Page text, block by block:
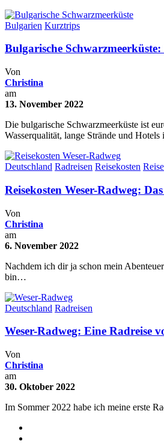
Bulgarien Kurztrips
Bulgarische
Von
Christina
am
13. November 2022
Die bulgarische Schwarzmeerküste ist
Wasserqualität, lange Strände und
Deutschland Radreisen Reisekosten
Reisekosten Weser-Radweg:
Von
Christina
am
6. November 2022
Nachdem ich dir ja schon mein
bin…
Deutschland Radreisen
Weser-Radweg: Eine Radreise
Von
Christina
am
30. Oktober 2022
Im Sommer 2022 habe ich meine erste